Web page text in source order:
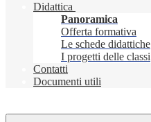
Didattica
Panoramica
Offerta formativa
Le schede didattiche
I progetti delle classi
Contatti
Documenti utili